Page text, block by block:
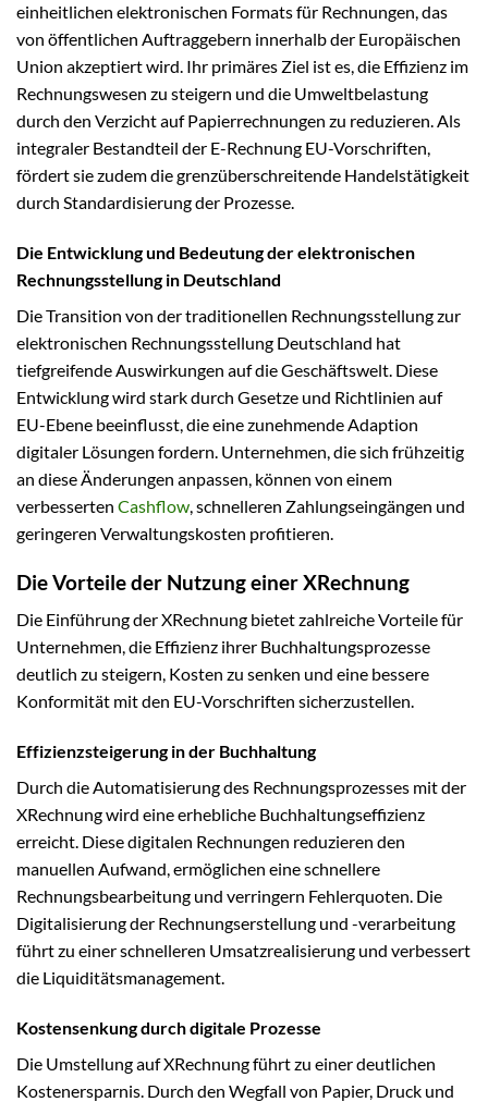
einheitlichen elektronischen Formats für Rechnungen, das
von öffentlichen Auftraggebern innerhalb der Europäischen
Union akzeptiert wird. Ihr primäres Ziel ist es, die Effizienz im
Rechnungswesen zu steigern und die Umweltbelastung
durch den Verzicht auf Papierrechnungen zu reduzieren. Als
integraler Bestandteil der E-Rechnung EU-Vorschriften,
fördert sie zudem die grenzüberschreitende Handelstätigkeit
durch Standardisierung der Prozesse.
Die Entwicklung und Bedeutung der elektronischen
Rechnungsstellung in Deutschland
Die Transition von der traditionellen Rechnungsstellung zur
elektronischen Rechnungsstellung Deutschland hat
tiefgreifende Auswirkungen auf die Geschäftswelt. Diese
Entwicklung wird stark durch Gesetze und Richtlinien auf
EU-Ebene beeinflusst, die eine zunehmende Adaption
digitaler Lösungen fordern. Unternehmen, die sich frühzeitig
an diese Änderungen anpassen, können von einem
verbesserten Cashflow, schnelleren Zahlungseingängen und
geringeren Verwaltungskosten profitieren.
Die Vorteile der Nutzung einer XRechnung
Die Einführung der XRechnung bietet zahlreiche Vorteile für
Unternehmen, die Effizienz ihrer Buchhaltungsprozesse
deutlich zu steigern, Kosten zu senken und eine bessere
Konformität mit den EU-Vorschriften sicherzustellen.
Effizienzsteigerung in der Buchhaltung
Durch die Automatisierung des Rechnungsprozesses mit der
XRechnung wird eine erhebliche Buchhaltungseffizienz
erreicht. Diese digitalen Rechnungen reduzieren den
manuellen Aufwand, ermöglichen eine schnellere
Rechnungsbearbeitung und verringern Fehlerquoten. Die
Digitalisierung der Rechnungserstellung und -verarbeitung
führt zu einer schnelleren Umsatzrealisierung und verbessert
die Liquiditätsmanagement.
Kostensenkung durch digitale Prozesse
Die Umstellung auf XRechnung führt zu einer deutlichen
Kostenersparnis. Durch den Wegfall von Papier, Druck und